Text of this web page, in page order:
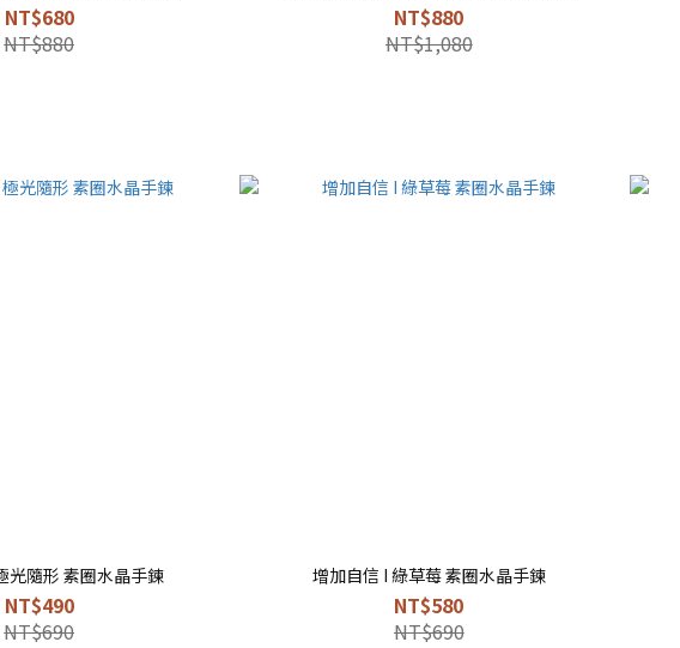
NT$680
NT$880
NT$880
NT$1,080
光隨形 素圈水晶手鍊
NT$490
NT$690
增加自信 I 綠草莓 素圈水晶手鍊
NT$580
NT$690